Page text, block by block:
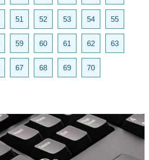
51 52 53 54 55
59 60 61 62 63
67 68 69 70